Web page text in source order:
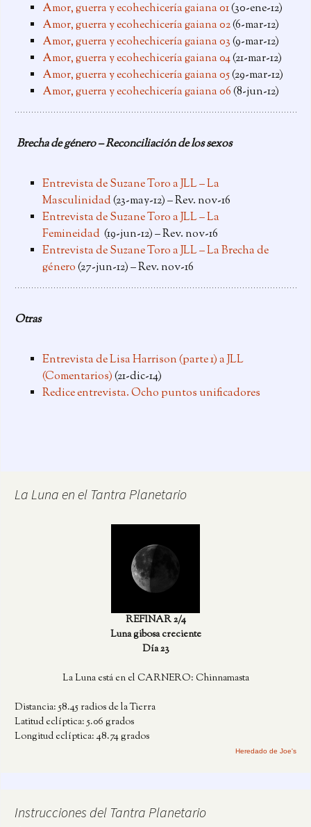
Amor, guerra y ecohechicería gaiana 01(30-ene-12)
Amor, guerra y ecohechicería gaiana 02(6-mar-12)
Amor, guerra y ecohechicería gaiana 03(9-mar-12)
Amor, guerra y ecohechicería gaiana 04(21-mar-12)
Amor, guerra y ecohechicería gaiana 05(29-mar-12)
Amor, guerra y ecohechicería gaiana 06(8-jun-12)
Brecha de género – Reconciliación de los sexos
Entrevista de Suzane Toro a JLL – La
Masculinidad(23-may-12) – Rev. nov-16
Entrevista de Suzane Toro a JLL – La
Femineidad (19-jun-12) – Rev. nov-16
Entrevista de Suzane Toro a JLL – La Brecha de
género(27-jun-12) – Rev. nov-16
Otras
Entrevista de Lisa Harrison (parte 1) a JLL
(Comentarios)(21-dic-14)
Redice entrevista. Ocho puntos unificadores
La Luna en el Tantra Planetario
REFINAR 2/4
Luna gibosa creciente
Día 23
La Luna está en el CARNERO: Chinnamasta
Distancia: 58.45 radios de la Tierra
Latitud eclíptica: 5.06 grados
Longitud eclíptica: 48.74 grados
Heredado de Joe's
Instrucciones del Tantra Planetario